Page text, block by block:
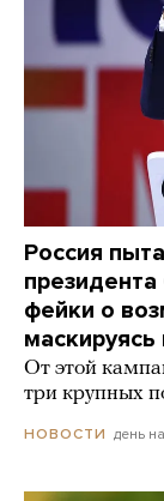
Россия
фейки о
От этой
три крупных
НОВОСТИ день